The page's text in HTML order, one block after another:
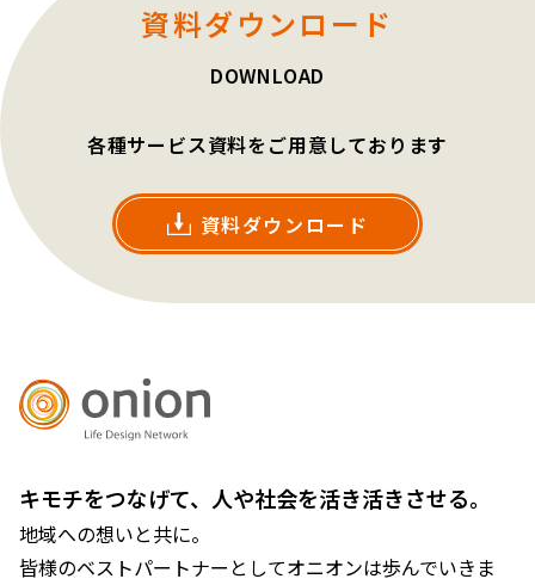
資料ダウンロード
DOWNLOAD
各種サービス資料をご用意しております
資料ダウンロード
キモチをつなげて、人や社会を活き活きさせる。
地域への想いと共に。
皆様のベストパートナーとしてオニオンは歩んでいきま